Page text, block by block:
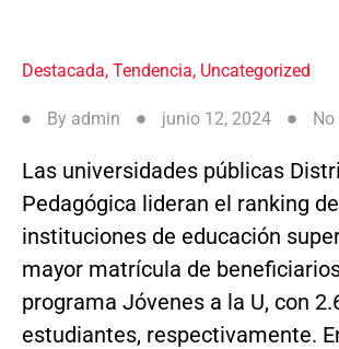
Destacada, Tendencia, Uncategorized
By admin junio 12, 2024
Las universidades públicas
Pedagógica lideran el ranking
instituciones de educación
mayor matrícula de
programa Jóvenes a la U, con
estudiantes, respectivamente.